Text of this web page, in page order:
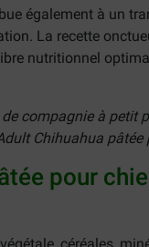
également à un
La recette
nutritionnel
compagnie à petit
Chihuahua pâtée
pour